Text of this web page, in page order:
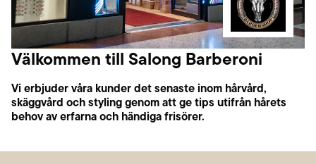
Välkommen till Salong Barberoni
Vi erbjuder våra kunder det senaste inom hårvård,
skäggvård och styling genom att ge tips utifrån hårets
behov av erfarna och händiga frisörer.